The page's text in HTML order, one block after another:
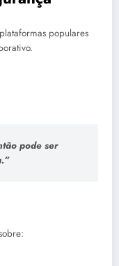
populares
pode ser